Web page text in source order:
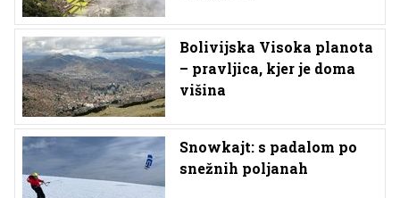
Bolivijska Visoka planota
– pravljica, kjer je doma
višina
Snowkajt: s padalom po
snežnih poljanah